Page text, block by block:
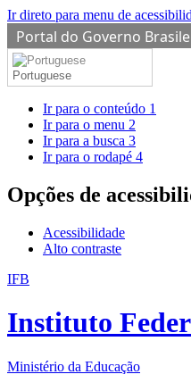
Ir direto para menu de
Portal do Governo
Portuguese
Ir para o conteúdo 1
Ir para o menu 2
Ir para a busca 3
Ir para o rodapé 4
Opções de
Acessibilidade
Alto contraste
IFB
Instituto
Ministério da Educação